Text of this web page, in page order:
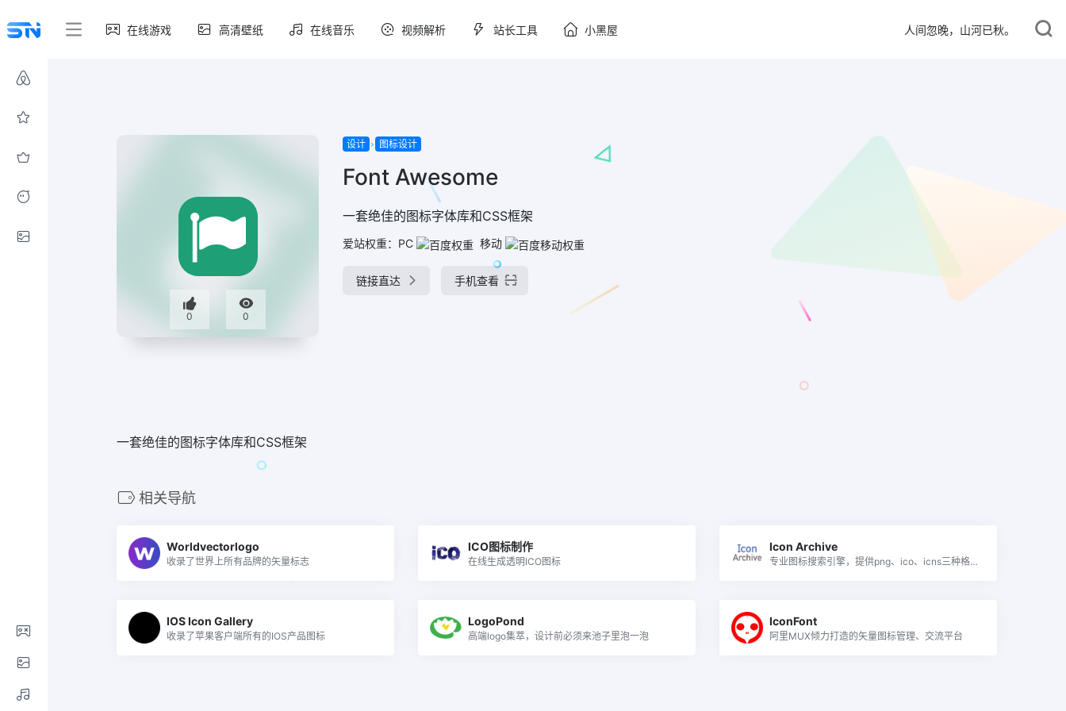
在线游戏 高清壁纸 在线音乐 视频解析 站长工具 小黑屋 人间忽晚，山河已秋。
0 0
设计 图标设计
Font Awesome
一套绝佳的图标字体库和CSS框架
爱站权重： PC 移动
链接直达 手机查看
一套绝佳的图标字体库和CSS框架
相关导航
Worldvectorlogo
收录了世界上所有品牌的矢量标志
ICO图标制作
在线生成透明ICO图标
Icon Archive
专业图标搜索引擎，提供png、ico、icns三种格式免费下载，适用于所有操作系统
IOS Icon Gallery
收录了苹果客户端所有的IOS产品图标
LogoPond
高端logo集萃，设计前必须来池子里泡一泡
IconFont
阿里MUX倾力打造的矢量图标管理、交流平台